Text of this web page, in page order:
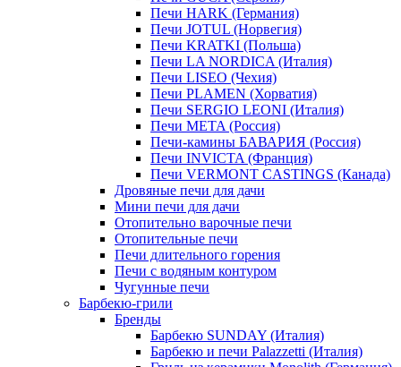
Печи HARK (Германия)
Печи JOTUL (Норвегия)
Печи KRATKI (Польша)
Печи LA NORDICA (Италия)
Печи LISEO (Чехия)
Печи PLAMEN (Хорватия)
Печи SERGIO LEONI (Италия)
Печи META (Россия)
Печи-камины БАВАРИЯ (Россия)
Печи INVICTA (Франция)
Печи VERMONT CASTINGS (Канада)
Дровяные печи для дачи
Мини печи для дачи
Отопительно варочные печи
Отопительные печи
Печи длительного горения
Печи с водяным контуром
Чугунные печи
Барбекю-грили
Бренды
Барбекю SUNDAY (Италия)
Барбекю и печи Palazzetti (Италия)